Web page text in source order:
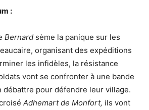
:
Bernard sème la panique sur les
organisant des expéditions
les infidèles, la résistance
vont se confronter à une bande
débattre pour défendre leur village.
Adhemart de Monfort, ils vont